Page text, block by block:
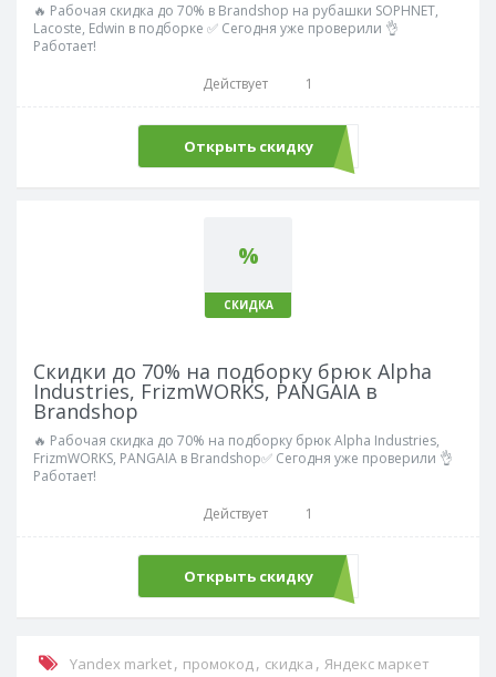
🔥 Рабочая скидка до 70% в Brandshop на рубашки SOPHNET,
Lacoste, Edwin в подборке ✅ Сегодня уже проверили 👌
Работает!
Действует
1
Открыть скидку
%
СКИДКА
Скидки до 70% на подборку брюк Alpha
Industries, FrizmWORKS, PANGAIA в
Brandshop
🔥 Рабочая скидка до 70% на подборку брюк Alpha Industries,
FrizmWORKS, PANGAIA в Brandshop✅ Сегодня уже проверили 👌
Работает!
Действует
1
Открыть скидку
Yandex market, промокод, скидка , Яндекс маркет